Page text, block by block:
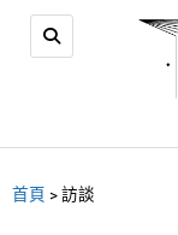
首頁 >訪談